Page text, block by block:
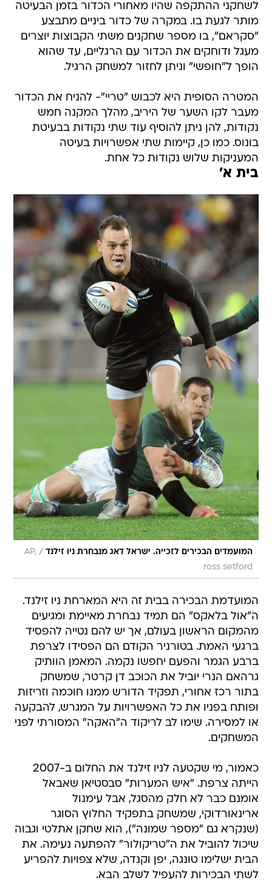
לשחקני ההתקפה שהיו מאחורי הכדור בזמן הבעיטה
מותר לגעת בו. במקרה של כדור ביניים מתבצע
"סקראם", בו מספר שחקנים משתי הקבוצות יוצרים
מעגל ודוחקים את הכדור עם הרגליים, עד שהוא
הופך ל"חופשי" וניתן לחזור למשחק הרגיל.
המטרה הסופית היא לכבוש "טריי"- להניח את הכדור
מעבר לקו השער של היריב, מהלך המקנה חמש
נקודות, להן ניתן להוסיף עוד שתי נקודות בבעיטת
בונוס. כמו כן, קיימות שתי אפשרויות בעיטה
המעניקות שלוש נקודות כל אחת.
בית א'
המועמדים הבכירים לזכייה. ישראל דאג מנבחרת ניו זילנד /
AP,
ross setford
המועדמת הבכירה בבית זה היא המארחת ניו זילנד.
ה"אול בלאקס" הם תמיד נבחרת מאיימת ומגיעים
מהמקום הראשון בעולם, אך יש להם נטייה להפסיד
ברגעי האמת. בטורניר הקודם הם הפסידו לצרפת
ברבע הגמר והפעם יחפשו נקמה. המאמן הוותיק
גרהאם הנרי יוביל את הכוכב דן קרטר, שמשחק
בתור רכז אחורי, תפקיד הדורש ממנו חוכמה וזריזות
ופותח בפניו את כל האפשרויות על המגרש, להבקעה
או למסירה. שימו לב לריקוד ה"האקה" המסורתי לפני
המשחקים.
כאמור, מי שקטעה לניו זילנד את החלום ב-2007
הייתה צרפת. "איש המערות" סבסטיאן שאבאל
אומנם כבר לא חלק מהסגל, אבל עימנול
ארינאורדוקי, שמשחק בתפקיד החלוץ הסוגר
(שנקרא גם "מספר שמונה"), הוא שחקן אתלטי וגבוה
שיכול להוביל את ה"טריקולור" להפתעה נעימה. את
הבית ישלימו טונגה, יפן וקנדה, שלא צפויות להפריע
לשתי הבכירות להעפיל לשלב הבא.